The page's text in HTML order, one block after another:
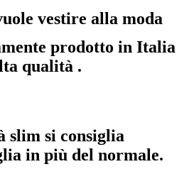
vestire alla moda
prodotto in Italia
qualità .
slim si consiglia
in più del normale.